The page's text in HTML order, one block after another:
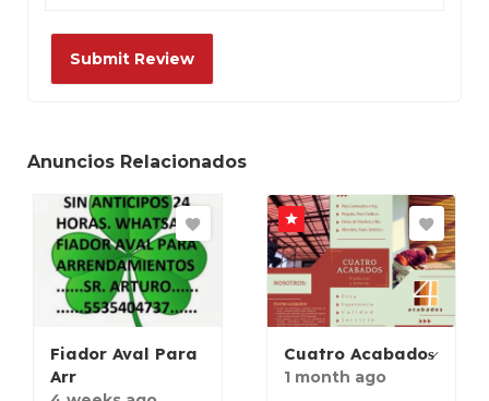
Anuncios Relacionados
Fiador Aval Para
Arr
Cuatro Acabados̷
1 month ago